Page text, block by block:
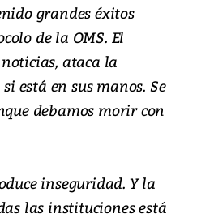
grandes éxitos
de la OMS. El
ataca la
está en sus manos. Se
debamos morir con
inseguridad. Y la
las instituciones está